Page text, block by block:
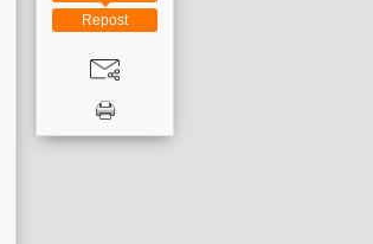
Repost